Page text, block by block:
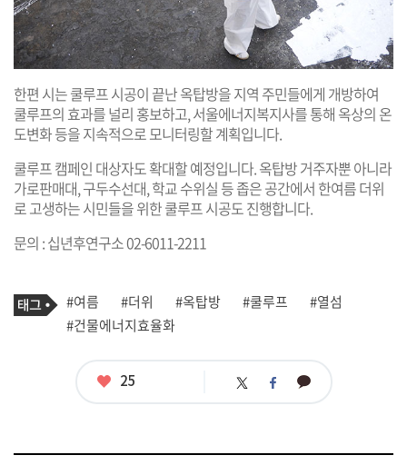
한편 시는 쿨루프 시공이 끝난 옥탑방을 지역 주민들에게 개방하여
쿨루프의 효과를 널리 홍보하고, 서울에너지복지사를 통해 옥상의 온
도변화 등을 지속적으로 모니터링할 계획입니다.
쿨루프 캠페인 대상자도 확대할 예정입니다. 옥탑방 거주자뿐 아니라
가로판매대, 구두수선대, 학교 수위실 등 좁은 공간에서 한여름 더위
로 고생하는 시민들을 위한 쿨루프 시공도 진행합니다.
문의 : 십년후연구소 02-6011-2211
기
사
관
련
태
그
#여름 #더위 #옥탑방 #쿨루프
#열섬
#건물에너지효율화
좋
25 트 페 카